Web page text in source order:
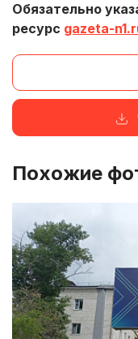
Обязательно
ресурс gazeta-
Похожие